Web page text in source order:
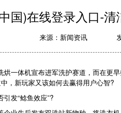
国)在线登录入口-清
来源： 新闻资讯
体机宣布进军洗护赛道，而在更
，新玩家又该如何去赢得用户心智?
发“鲶鱼效应”?